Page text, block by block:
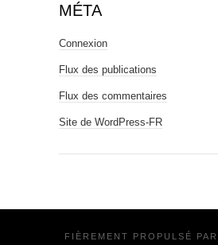
MÉTA
Connexion
Flux des publications
Flux des commentaires
Site de WordPress-FR
FIÈREMENT PROPULSÉ PAR